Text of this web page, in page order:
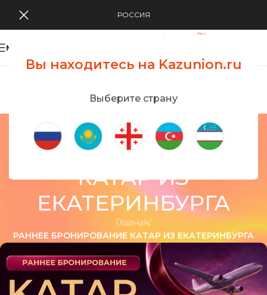
Вы находитесь на Kazunion.ru
Выберите страну
РОССИЯ
MENU
РАННЕЕ
БРОНИРОВАНИЕ
КАТАР ИЗ
ЕКАТЕРИНБУРГА
Главная/
РАННЕЕ БРОНИРОВАНИЕ КАТАР ИЗ ЕКАТЕРИНБУРГА